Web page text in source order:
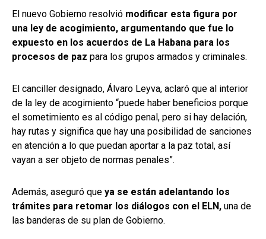
El nuevo Gobierno resolvió modificar esta figura por
una ley de acogimiento, argumentando que fue lo
expuesto en los acuerdos de La Habana para los
procesos de paz para los grupos armados y criminales.
El canciller designado, Álvaro Leyva, aclaró que al interior
de la ley de acogimiento “puede haber beneficios porque
el sometimiento es al código penal, pero si hay delación,
hay rutas y significa que hay una posibilidad de sanciones
en atención a lo que puedan aportar a la paz total, así
vayan a ser objeto de normas penales”.
Además, aseguró que ya se están adelantando los
trámites para retomar los diálogos con el ELN, una de
las banderas de su plan de Gobierno.